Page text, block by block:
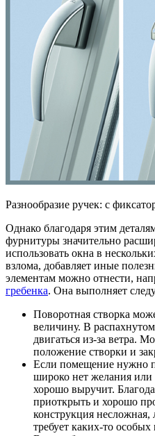
Разнообразие ручек: с
Однако благодаря этим
фурнитуры значительно
использовать окна в
взлома, добавляет иные
элементам можно отнести,
гребенка. Она выполняет
Поворотная створка
величину. В
двигаться из-за ветра.
положение створки и
Если помещение нужно
широко нет желания или
хорошо выручит.
приоткрыть и хорошо
конструкция несложная,
требует каких-то